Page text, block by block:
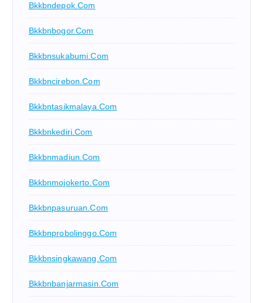
Bkkbndepok.com
Bkkbnbogor.com
Bkkbnsukabumi.com
Bkkbncirebon.com
Bkkbntasikmalaya.com
Bkkbnkediri.com
Bkkbnmadiun.com
Bkkbnmojokerto.com
Bkkbnpasuruan.com
Bkkbnprobolinggo.com
Bkkbnsingkawang.com
Bkkbnbanjarmasin.com